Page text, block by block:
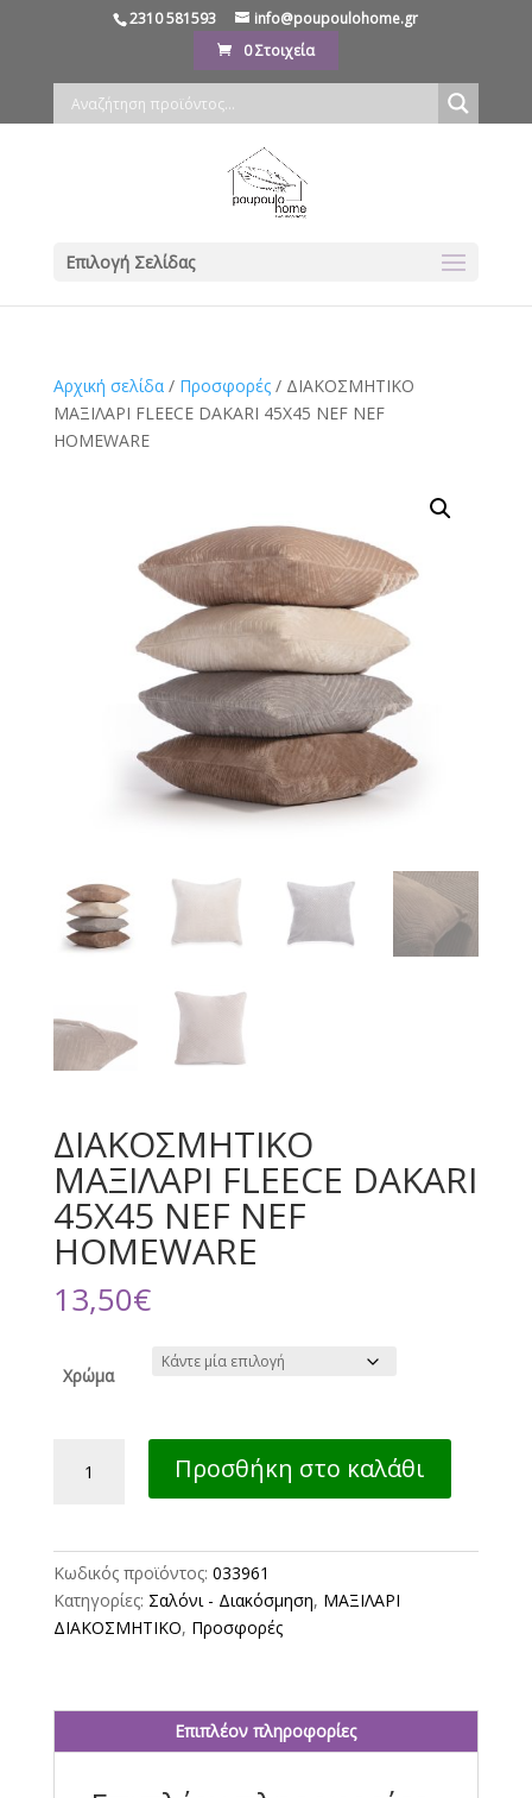
2310 581593
info@poupoulohome.gr
0 Στοιχεία
Επιλογή Σελίδας
Αρχική σελίδα/ Προσφορές/ ΔΙΑΚΟΣΜΗΤΙΚΟ
ΜΑΞΙΛΑΡΙ FLEECE DAKARI 45X45 NEF NEF
HOMEWARE
ΔΙΑΚΟΣΜΗΤΙΚΟ
ΜΑΞΙΛΑΡΙ FLEECE DAKARI
45X45 NEF NEF
HOMEWARE
13,50€
Χρώμα
ΜΑΞΙΛΑΡΙ
Προσθήκη στο καλάθι
Κωδικός προϊόντος: 033961
Κατηγορίες: Σαλόνι - Διακόσμηση, ΜΑΞΙΛΑΡΙ
ΔΙΑΚΟΣΜΗΤΙΚΟ, Προσφορές
Επιπλέον πληροφορίες